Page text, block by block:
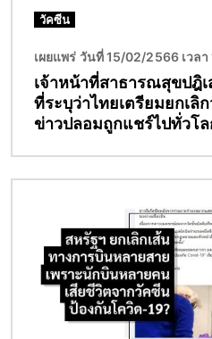
วัคซีน
เผยแพร่ วันที่ 15/02/2566 เวลา
เจ้าหน้าที่สาธารณสุขปฎิเ
ที่ระบุว่าไทยเตรียมยกเลิ
ข่าวปลอมถูกแชร์ไปทั่วโ